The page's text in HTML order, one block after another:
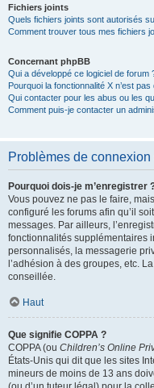
Fichiers joints
Quels fichiers joints sont autorisés
Comment trouver tous mes fichiers
Concernant phpBB
Qui a développé ce logiciel de forum
Pourquoi la fonctionnalité X n’est pas
Qui contacter pour les abus ou les
Comment puis-je contacter un
Problèmes de connexion
Pourquoi dois-je m’enregistrer
Vous pouvez ne pas le faire,
configuré les forums afin qu’il
messages. Par ailleurs,
fonctionnalités supplémentaires
personnalisés, la messagerie
l’adhésion à des groupes, etc.
conseillée.
Haut
Que signifie COPPA ?
COPPA (ou Children’s Online
États-Unis qui dit que les sites
mineurs de moins de 13 ans